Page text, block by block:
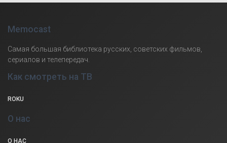
Memocast
Самая большая библиотека русских, советских фильмов,
сериалов и телепередач.
Как смотреть на ТВ
ROKU
О нас
О НАС